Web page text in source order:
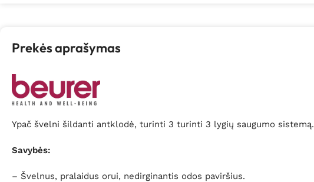
Prekės aprašymas
Ypač švelni šildanti antklodė, turinti 3 turinti 3 lygių saugumo sistemą.
Savybės:
– Švelnus, pralaidus orui, nedirginantis odos paviršius.